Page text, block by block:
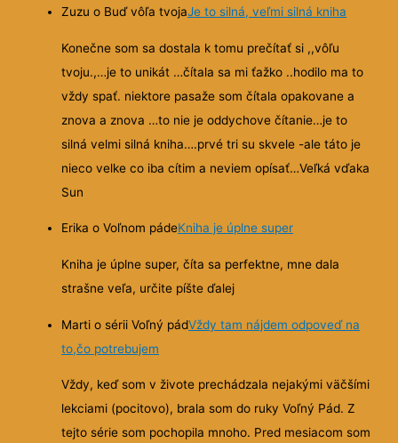
Zuzu o Buď vôľa tvojaJe to silná, veľmi silná kniha
Konečne som sa dostala k tomu prečítať si ,,vôľu
tvoju.,…je to unikát …čítala sa mi ťažko ..hodilo ma to
vždy spať. niektore pasaže som čítala opakovane a
znova a znova …to nie je oddychove čítanie…je to
silná velmi silná kniha….prvé tri su skvele -ale táto je
nieco velke co iba cítim a neviem opísať…Veľká vďaka
Sun
Erika o Voľnom pádeKniha je úplne super
Kniha je úplne super, číta sa perfektne, mne dala
strašne veľa, určite píšte ďalej
Marti o sérii Voľný pádVždy tam nájdem odpoveď na
to,čo potrebujem
Vždy, keď som v živote prechádzala nejakými väčšími
lekciami (pocitovo), brala som do ruky Voľný Pád. Z
tejto série som pochopila mnoho. Pred mesiacom som